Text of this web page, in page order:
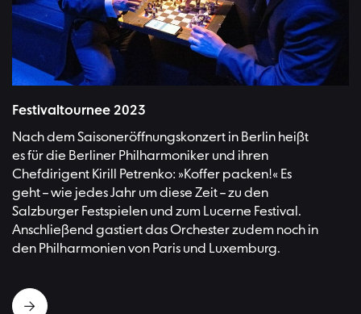
Festivaltournee 2023
Nach dem Saisoneröffnungskonzert in Berlin heißt
es für die Berliner Philharmoniker und ihren
Chefdirigent Kirill Petrenko: »Koffer packen!« Es
geht – wie jedes Jahr um diese Zeit – zu den
Salzburger Festspielen und zum Lucerne Festival.
Anschließend gastiert das Orchester zudem noch in
den Philharmonien von Paris und Luxemburg.